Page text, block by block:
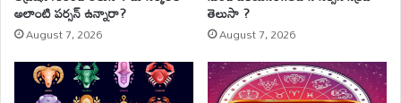
అలాంటి పర్సన్ ఉన్నారా?
August 7, 2026
తెలుసా ?
August 7, 2026